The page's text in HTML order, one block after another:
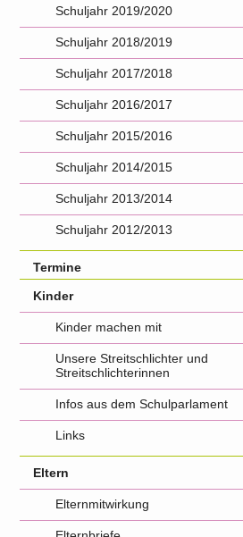
Schuljahr 2019/2020
Schuljahr 2018/2019
Schuljahr 2017/2018
Schuljahr 2016/2017
Schuljahr 2015/2016
Schuljahr 2014/2015
Schuljahr 2013/2014
Schuljahr 2012/2013
Termine
Kinder
Kinder machen mit
Unsere Streitschlichter und
Streitschlichterinnen
Infos aus dem Schulparlament
Links
Eltern
Elternmitwirkung